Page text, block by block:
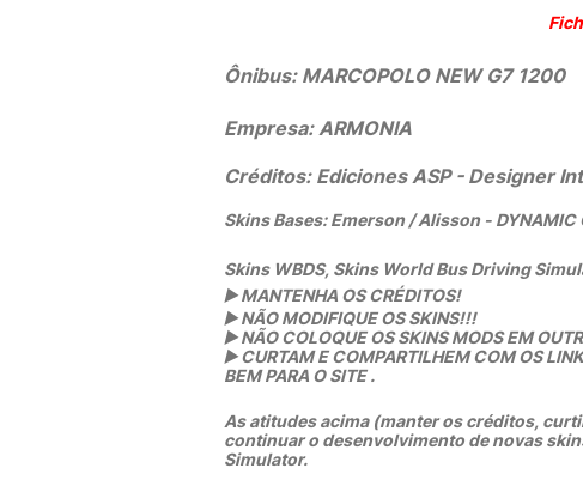
Ônibus: MARCOPOLO NEW G7 1200
Empresa: ARMONIA
Créditos: Ediciones ASP - Designer
Skins Bases: Emerson / Alisson - DYNAMIC
Skins WBDS, Skins World Bus Driving
▶️MANTENHA OS CRÉDITOS!
▶️NÃO MODIFIQUE OS SKINS!!!
▶️NÃO COLOQUE OS SKINS MODS EM
▶️CURTAM E COMPARTILHEM COM OS
BEM PARA O SITE .
As atitudes acima (manter os créditos,
continuar o desenvolvimento de novas
Simulator.